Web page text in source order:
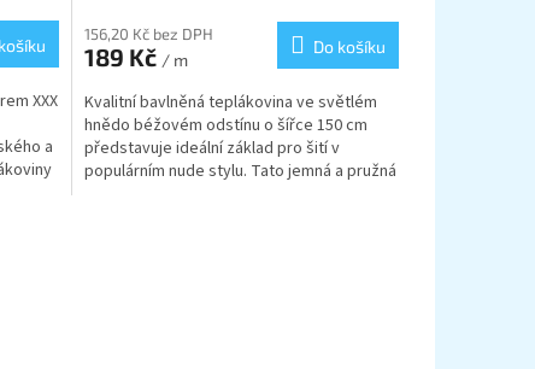
XXX
a
156,20 Kč bez DPH
189 Kč / m
Do košíku
Kvalitní bavlněná teplákovina ve světlém
hnědo béžovém odstínu o šířce 150 cm
představuje ideální základ pro šití v
populárním nude stylu. Tato jemná a pružná